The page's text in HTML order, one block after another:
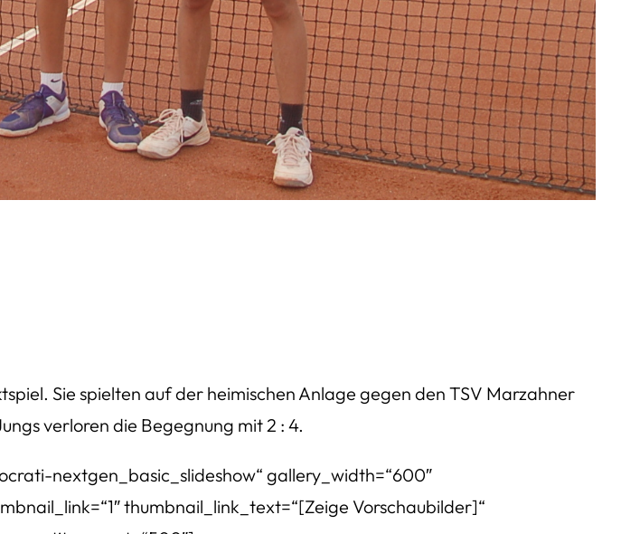
Sie spielten auf der heimischen Anlage gegen den TSV Marzahner
verloren die Begegnung mit 2 : 4.
nextgen_basic_slideshow“ gallery_width=“600″
thumbnail_link_text=“[Zeige Vorschaubilder]“